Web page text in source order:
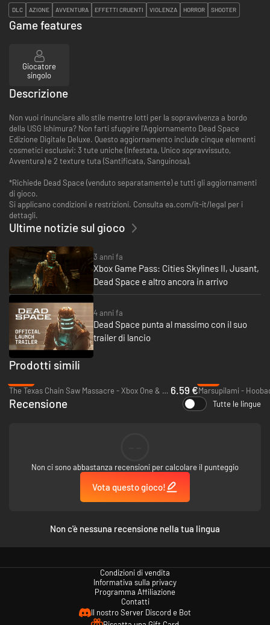
DLC AZIONE AVVENTURA EFFETTI CRUENTI VIOLENZA HORROR SHOOTER
Game features
Giocatore
singolo
Descrizione
Non vuoi rinunciare allo stile mentre lotti per la sopravvivenza a bordo
della USG Ishimura? Non farti sfuggire l'Aggiornamento Dead Space
Edizione Digitale Deluxe. Questo aggiornamento include cinque elementi
cosmetici esclusivi: 3 tute uniche (Infestata, Unico sopravvissuto,
Avventura) e 2 texture tuta (Santificata, Sanguinosa).
*Richiede Dead Space (venduto separatamente) e tutti gli aggiornamenti
di gioco.
Si applicano condizioni e restrizioni. Consulta ea.com/it-it/legal per i
dettagli.
Ultime notizie sul gioco
3 anni fa
Xbox Game Pass: Cities Skylines II, Jusant,
Dead Space e altro ancora in arrivo
4 anni fa
Dead Space punta al massimo con il suo
trailer di lancio
Prodotti simili
The Texas Chain Saw Massacre - Xbox One & Xbox Series X|S 6.59 €
Recensione Tutte le lingue
Non ci sono abbastanza recensioni per calcolare il punteggio
Vota questo gioco!
Non c'è nessuna recensione nella tua lingua
Condizioni di vendita
Informativa sulla privacy
Programma Affiliazione
Contatti
Il nostro Server Discord e Bot